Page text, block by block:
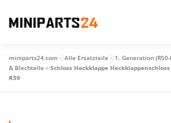
Inhalt
springen
LOGIN MAGIC MINI EXPERIENCE
miniparts24.com »Alle Ersatzteile »1. Generation
& Blechteile » Schloss Heckklappe
R59